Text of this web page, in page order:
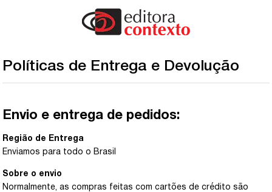
Políticas de Entrega e Devolução
Envio e entrega de pedidos:
Região de Entrega
Enviamos para todo o Brasil
Sobre o envio
Normalmente, as compras feitas com cartões de crédito são